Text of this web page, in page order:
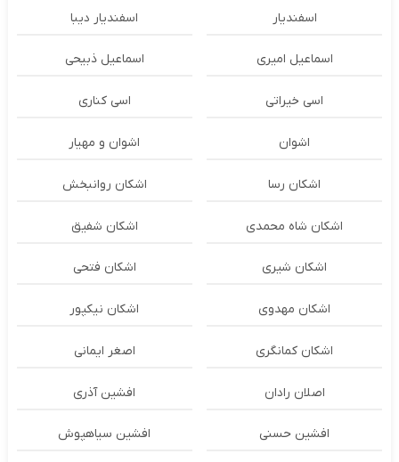
اسفندیار اسفندیار دیبا
اسماعیل امیری اسماعیل ذبیحی
اسی خیراتی اسی کناری
اشوان اشوان و مهیار
اشکان رسا اشکان روانبخش
اشکان شاه محمدی اشکان شفیق
اشکان شیری اشکان فتحی
اشکان مهدوی اشکان نیکپور
اشکان‌ کمانگری اصغر ایمانی
اصلان رادان افشین آذری
افشین حسنی افشین سیاهپوش